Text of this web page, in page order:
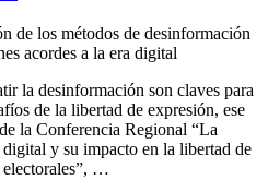
de los métodos de desinformación
acordes a la era digital
la desinformación son claves para
de la libertad de expresión, ese
la Conferencia Regional “La
y su impacto en la libertad de
electorales”, …